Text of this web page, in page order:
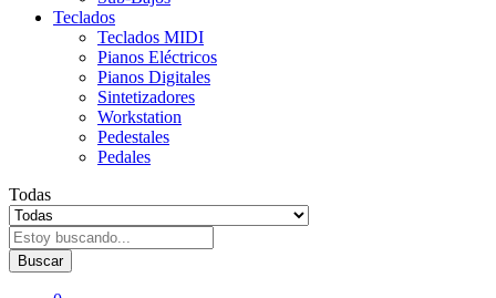
Teclados
Teclados MIDI
Pianos Eléctricos
Pianos Digitales
Sintetizadores
Workstation
Pedestales
Pedales
Todas
Buscar